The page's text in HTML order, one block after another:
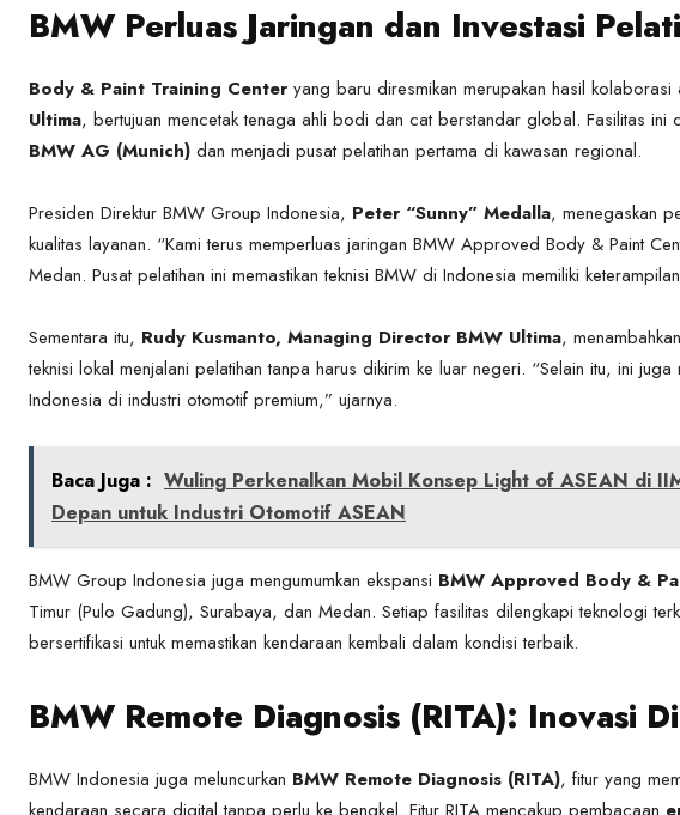
BMW Perluas Jaringan dan Investasi
Body & Paint Training Centeryang baru diresmikan merupakan hasil kolaborasi
Ultima, bertujuan mencetak tenaga ahli bodi dan cat berstandar global. Fasilitas ini
BMW AG (Munich) dan menjadi pusat pelatihan pertama di kawasan regional.
Presiden Direktur BMW Group Indonesia, Peter “Sunny” Medalla, menegaskan
kualitas layanan. “Kami terus memperluas jaringan BMW Approved Body & Paint
Medan. Pusat pelatihan ini memastikan teknisi BMW di Indonesia memiliki
Sementara itu, Rudy Kusmanto, Managing Director BMW Ultima,
teknisi lokal menjalani pelatihan tanpa harus dikirim ke luar negeri. “Selain itu, ini
Indonesia di industri otomotif premium,” ujarnya.
Baca Juga : Wuling Perkenalkan Mobil Konsep Light of ASEAN di
Depan untuk Industri Otomotif ASEAN
BMW Group Indonesia juga mengumumkan ekspansi BMW Approved Body &
Timur (Pulo Gadung), Surabaya, dan Medan. Setiap fasilitas dilengkapi teknologi
bersertifikasi untuk memastikan kendaraan kembali dalam kondisi terbaik.
BMW Remote Diagnosis (RITA): Inovasi
BMW Indonesia juga meluncurkan BMW Remote Diagnosis (RITA), fitur yang